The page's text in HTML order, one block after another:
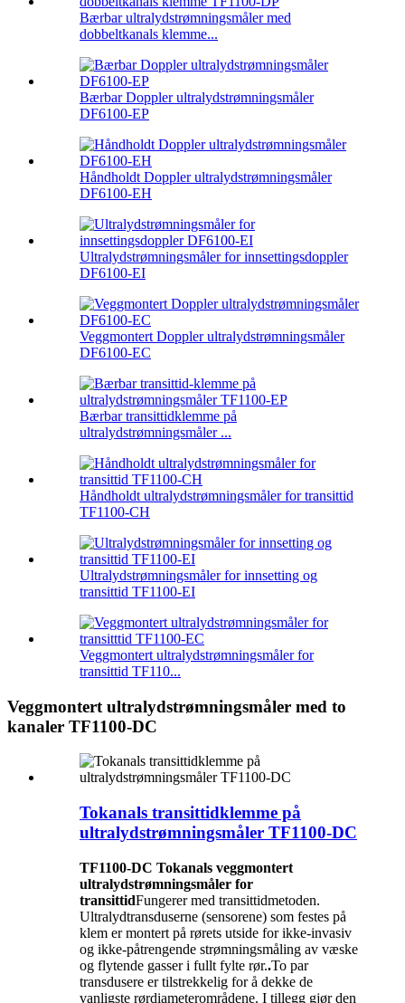
Bærbar ultralydstrømningsmåler med
dobbeltkanals klemme...
Bærbar Doppler ultralydstrømningsmåler
DF6100-EP
Håndholdt Doppler ultralydstrømningsmåler
DF6100-EH
Ultralydstrømningsmåler for innsettingsdoppler
DF6100-EI
Veggmontert Doppler ultralydstrømningsmåler
DF6100-EC
Bærbar transittidklemme på
ultralydstrømningsmåler ...
Håndholdt ultralydstrømningsmåler for transittid
TF1100-CH
Ultralydstrømningsmåler for innsetting og
transittid TF1100-EI
Veggmontert ultralydstrømningsmåler for
transittid TF110...
Veggmontert ultralydstrømningsmåler med to
kanaler TF1100-DC
Tokanals transittidklemme på
ultralydstrømningsmåler TF1100-DC
TF1100-DC Tokanals veggmontert
ultralydstrømningsmåler for
transittidFungerer med transittidmetoden.
Ultralydtransduserne (sensorene) som festes på
klem er montert på rørets utside for ikke-invasiv
og ikke-påtrengende strømningsmåling av væske
og flytende gasser i fullt fylte rør..To par
transdusere er tilstrekkelig for å dekke de
vanligste rørdiameterområdene. I tillegg gjør den